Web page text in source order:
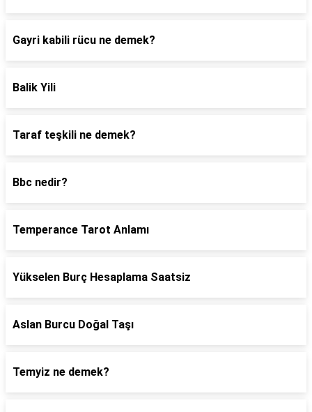
Gayri kabili rücu ne demek?
Balik Yili
Taraf teşkili ne demek?
Bbc nedir?
Temperance Tarot Anlamı
Yükselen Burç Hesaplama Saatsiz
Aslan Burcu Doğal Taşı
Temyiz ne demek?